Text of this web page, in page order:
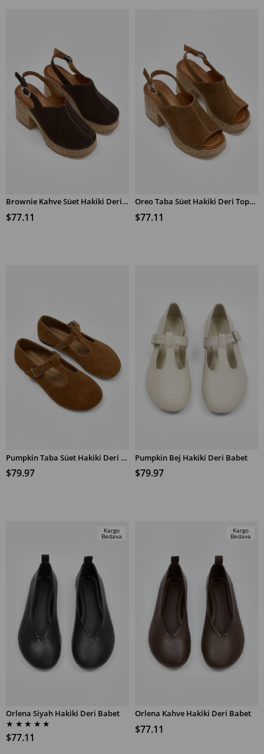
SEPETE EKLE Brownie Kahve Süet Hakiki Deri Topuklu Sandalet
$77.11
SEPETE EKLE Oreo Taba Süet Hakiki Deri Topuklu Sandalet
$77.11
SEPETE EKLE Pumpkin Taba Süet Hakiki Deri Babet
$79.97
SEPETE EKLE
Pumpkin Bej Hakiki Deri Babet
$79.97
SEPETE EKLE
Kargo
Bedava
Orlena Siyah Hakiki Deri Babet
★ ★ ★ ★ ★
$77.11
SEPETE EKLE
Kargo
Bedava
Orlena Kahve Hakiki Deri Babet
$77.11